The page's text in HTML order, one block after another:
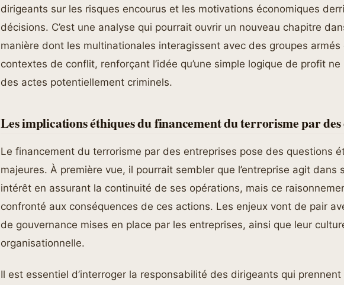
dirigeants sur les risques encourus et les motivations économiques
décisions. C’est une analyse qui pourrait ouvrir un nouveau chapitre
manière dont les multinationales interagissent avec des groupes armés
contextes de conflit, renforçant l’idée qu’une simple logique de profit
des actes potentiellement criminels.
Les implications éthiques du financement du terrorisme par
Le financement du terrorisme par des entreprises pose des questions
majeures. À première vue, il pourrait sembler que l’entreprise agit dans
intérêt en assurant la continuité de ses opérations, mais ce
confronté aux conséquences de ces actions. Les enjeux vont de pair
de gouvernance mises en place par les entreprises, ainsi que leur
organisationnelle.
Il est essentiel d’interroger la responsabilité des dirigeants qui